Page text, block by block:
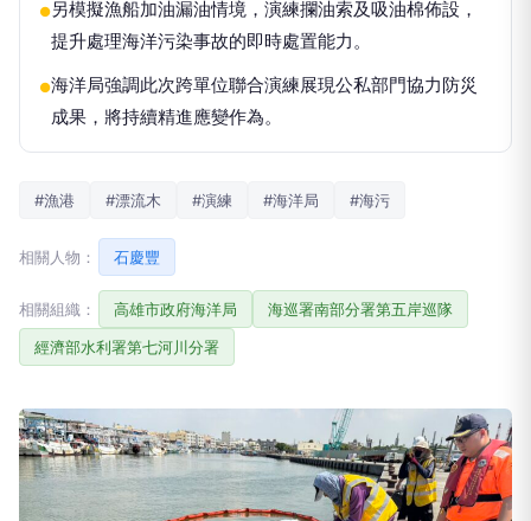
●另模擬漁船加油漏油情境，演練攔油索及吸油棉佈設，
提升處理海洋污染事故的即時處置能力。
●海洋局強調此次跨單位聯合演練展現公私部門協力防災
成果，將持續精進應變作為。
#漁港 #漂流木 #演練 #海洋局 #海污
相關人物： 石慶豐
相關組織： 高雄市政府海洋局
海巡署南部分署第五岸巡隊
經濟部水利署第七河川分署